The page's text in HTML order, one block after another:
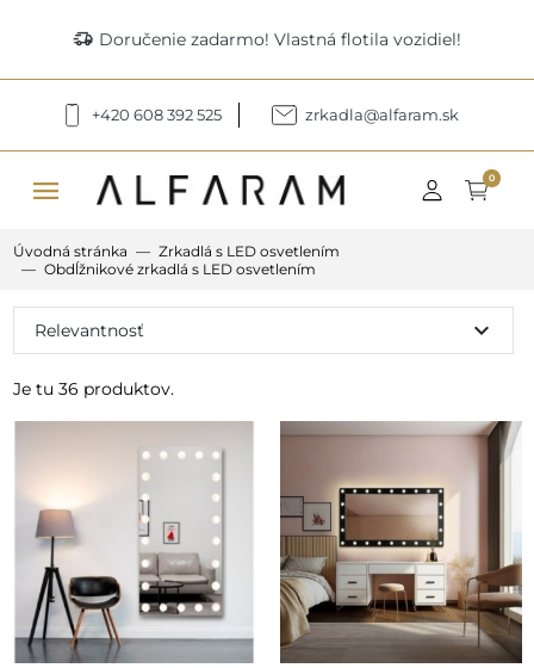
delivery_truck_speed Doručenie zadarmo! Vlastná flotila vozidiel!
+420 608 392 525 zrkadla@alfaram.sk
menu 0
Úvodná stránka
Zrkadlá s LED osvetlením
Obdĺžnikové zrkadlá s LED osvetlením
Je tu 36 produktov.
Relevantnosť expand_more